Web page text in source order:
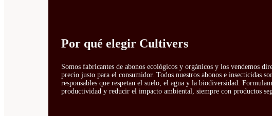
Por qué elegir Cultivers
Somos fabricantes de abonos ecológicos y orgánicos y los vendemos
precio justo para el consumidor. Todos nuestros abonos e insecticidas
responsables que respetan el suelo, el agua y la biodiversidad.
productividad y reducir el impacto ambiental, siempre con productos